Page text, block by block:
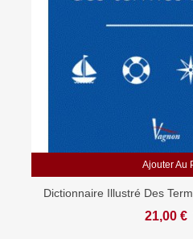
Ajouter Au
Dictionnaire Illustré Des
21,00 €